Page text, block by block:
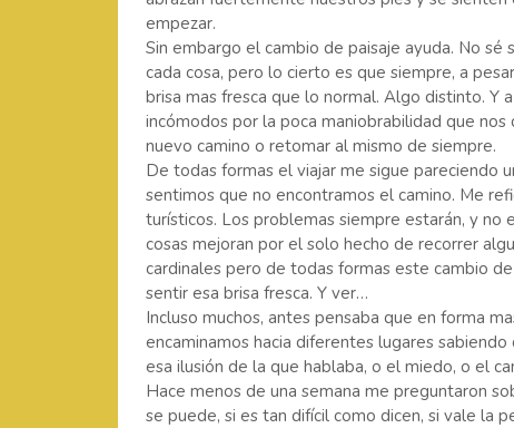
empezar.
Sin embargo el cambio de paisaje ayuda. No sé
cada cosa, pero lo cierto es que siempre, a
brisa mas fresca que lo normal. Algo distinto. Y
incómodos por la poca maniobrabilidad que
nuevo camino o retomar al mismo de siempre.
De todas formas el viajar me sigue pareciendo
sentimos que no encontramos el camino. Me
turísticos. Los problemas siempre estarán, y
cosas mejoran por el solo hecho de recorrer
cardinales pero de todas formas este cambio
sentir esa brisa fresca. Y ver…
Incluso muchos, antes pensaba que en forma
encaminamos hacia diferentes lugares
esa ilusión de la que hablaba, o el miedo, o el
Hace menos de una semana me preguntaron
se puede, si es tan difícil como dicen, si vale la